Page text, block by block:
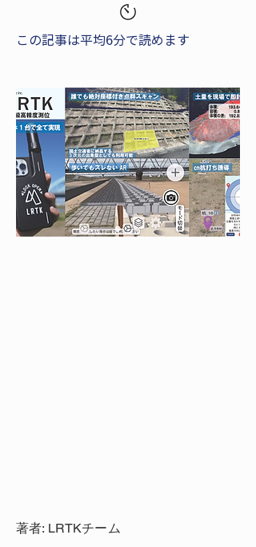
この記事は平均6分で読めます
著者: LRTKチーム